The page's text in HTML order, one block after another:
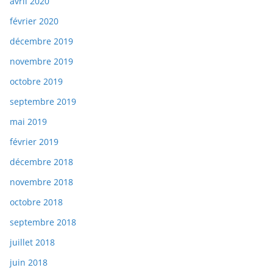
février 2020
décembre 2019
novembre 2019
octobre 2019
septembre 2019
mai 2019
février 2019
décembre 2018
novembre 2018
octobre 2018
septembre 2018
juillet 2018
juin 2018